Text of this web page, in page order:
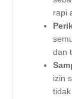
rapi
dan
izin